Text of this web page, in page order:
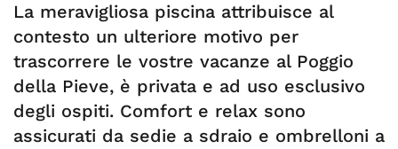
La meravigliosa piscina attribuisce al
contesto un ulteriore motivo per
trascorrere le vostre vacanze al Poggio
della Pieve, è privata e ad uso esclusivo
degli ospiti. Comfort e relax sono
assicurati da sedie a sdraio e ombrelloni a